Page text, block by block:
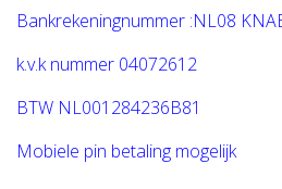
Bankrekeningnummer :NL08
k.v.k nummer 04072612
BTW NL001284236B81
Mobiele pin betaling mogelijk